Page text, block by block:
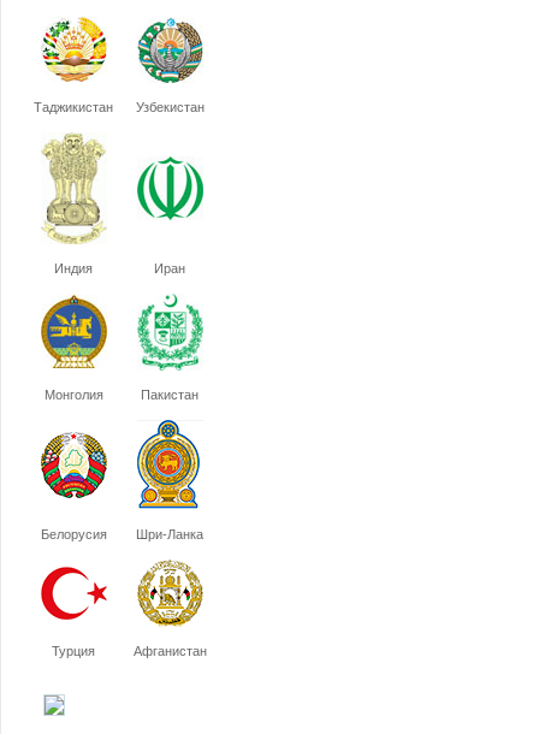
Таджикистан Узбекистан
Индия Иран
Монголия Пакистан
Белорусия Шри-Ланка
Турция Афганистан